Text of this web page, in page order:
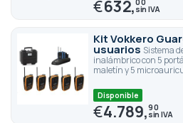
€632,
Kit Vokkero
usuarios Sistema
inalámbrico con 5
maletín y 5
Disponible
€4.789,90